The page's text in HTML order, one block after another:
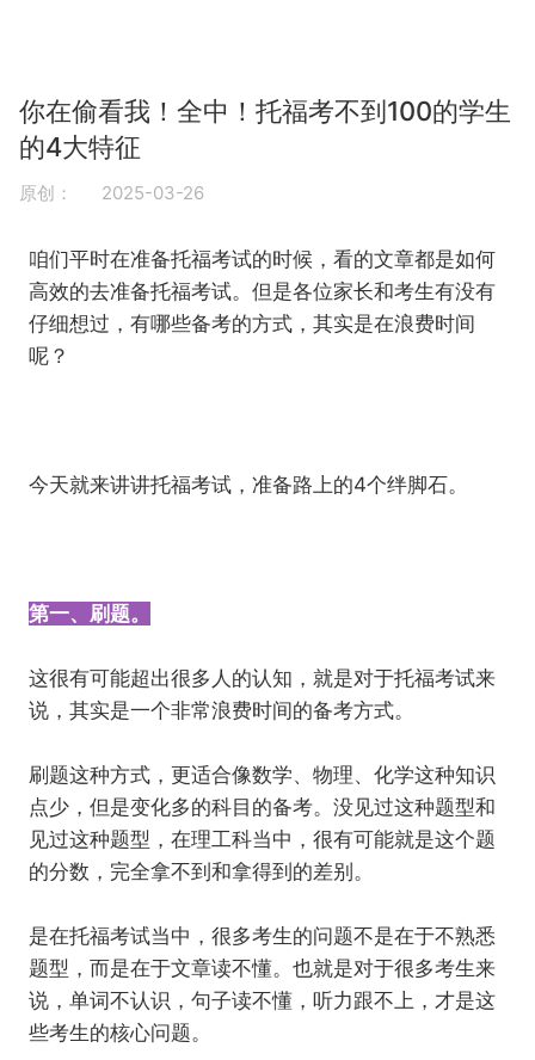
你在偷看我！全中！托福考不到100的学生
的4大特征
原创： 2025-03-26
咱们平时在准备托福考试的时候，看的文章都是如何
高效的去准备托福考试。但是各位家长和考生有没有
仔细想过，有哪些备考的方式，其实是在浪费时间
呢？
今天就来讲讲托福考试，准备路上的4个绊脚石。
第一、刷题。
这很有可能超出很多人的认知，就是对于托福考试来
说，其实是一个非常浪费时间的备考方式。
刷题这种方式，更适合像数学、物理、化学这种知识
点少，但是变化多的科目的备考。没见过这种题型和
见过这种题型，在理工科当中，很有可能就是这个题
的分数，完全拿不到和拿得到的差别。
是在托福考试当中，很多考生的问题不是在于不熟悉
题型，而是在于文章读不懂。也就是对于很多考生来
说，单词不认识，句子读不懂，听力跟不上，才是这
些考生的核心问题。